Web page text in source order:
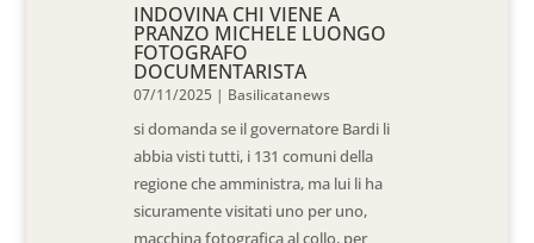
INDOVINA CHI VIENE A
PRANZO MICHELE LUONGO
FOTOGRAFO
DOCUMENTARISTA
07/11/2025 | Basilicatanews
si domanda se il governatore Bardi li
abbia visti tutti, i 131 comuni della
regione che amministra, ma lui li ha
sicuramente visitati uno per uno,
macchina fotografica al collo, per